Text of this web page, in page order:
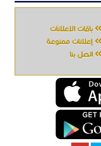
باقات الإعلانات
إعلانات ممنوعة
اتصل بنا